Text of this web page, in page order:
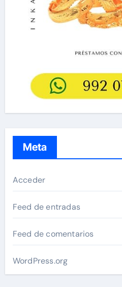
Meta
Acceder
Feed de entradas
Feed de comentarios
WordPress.org